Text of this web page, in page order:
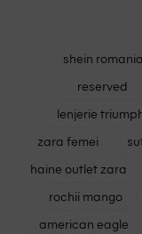
shein romania
reserved
lenjerie
zara femei
haine outlet zara
rochii mango
american eagle